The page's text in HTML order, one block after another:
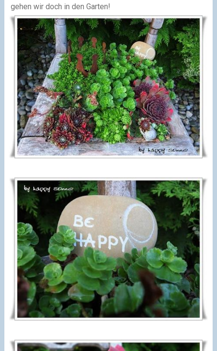
gehen wir doch in den Garten!